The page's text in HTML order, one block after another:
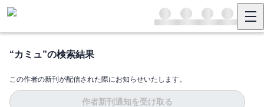
“カミュ”の検索結果
この作者の新刊が配信された際にお知らせいたします。
作者新刊通知を受け取る